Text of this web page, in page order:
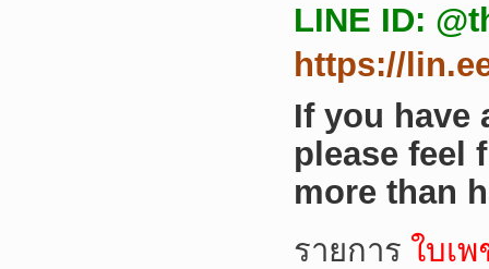
LINE ID:
https://
If you have
please feel
more than
รายการ ใบเ